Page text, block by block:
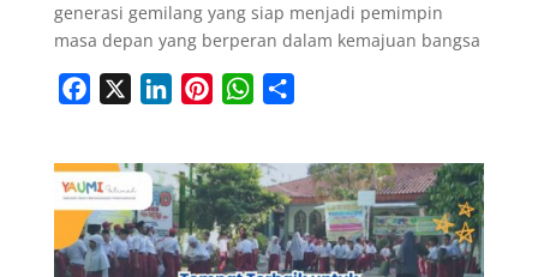
generasi gemilang yang siap menjadi pemimpin
masa depan yang berperan dalam kemajuan bangsa
e
b
o
k
e
d
t
e
r
W
t
s
A
r
e